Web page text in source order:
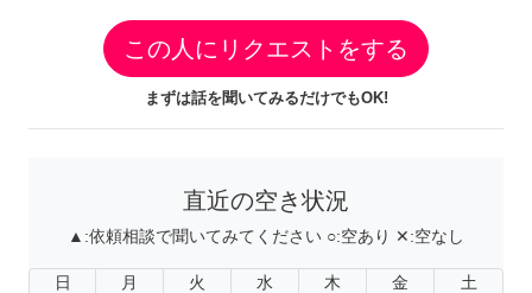
この人にリクエストをする
まずは話を聞いてみるだけでもOK!
直近の空き状況
▲:依頼相談で聞いてみてください ○:空あり ✕:空なし
日 月 火 水 木 金 土